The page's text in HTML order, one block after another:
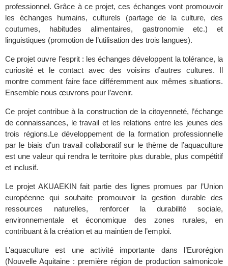
professionnel. Grâce à ce projet, ces échanges vont promouvoir
les échanges humains, culturels (partage de la culture, des
coutumes, habitudes alimentaires, gastronomie etc.) et
linguistiques (promotion de l’utilisation des trois langues).
Ce projet ouvre l’esprit : les échanges développent la tolérance, la
curiosité et le contact avec des voisins d’autres cultures. Il
montre comment faire face différemment aux mêmes situations.
Ensemble nous œuvrons pour l’avenir.
Ce projet contribue à la construction de la citoyenneté, l’échange
de connaissances, le travail et les relations entre les jeunes des
trois régions.Le développement de la formation professionnelle
par le biais d’un travail collaboratif sur le thème de l’aquaculture
est une valeur qui rendra le territoire plus durable, plus compétitif
et inclusif.
Le projet AKUAEKIN fait partie des lignes promues par l’Union
européenne qui souhaite promouvoir la gestion durable des
ressources naturelles, renforcer la durabilité sociale,
environnementale et économique des zones rurales, en
contribuant à la création et au maintien de l’emploi.
L’aquaculture est une activité importante dans l’Eurorégion
(Nouvelle Aquitaine : première région de production salmonicole